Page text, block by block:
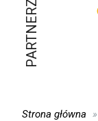
PARTNERZY
Strona główna